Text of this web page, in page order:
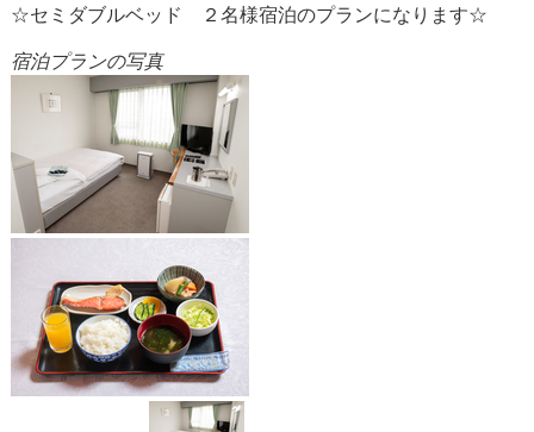
☆セミダブルベッド ２名様宿泊のプランになります☆
宿泊プランの写真